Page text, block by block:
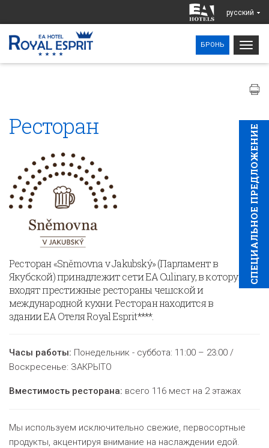
pусский
БРОНЬ
CПЕЦИAЛЬНОЕ ПРЕДЛОЖЕНИЕ
Ресторан
Ресторан «Sněmovna v Jakubský» (Парламент в
Якубской) принадлежит сети EA Culinary, в которую
входят престижные рестораны чешской и
международной кухни. Ресторан находится в
здании EA Oтеля Royal Esprit****.
Часы работы: Понедельник - суббота: 11:00 – 23:00 /
Воскресенье: ЗАКРЫТО
Вместимость ресторана: всего 116 мест на 2 этажах
Мы используем исключительно свежие, первосортные
продукты, акцентируя внимание на наслаждении едой.